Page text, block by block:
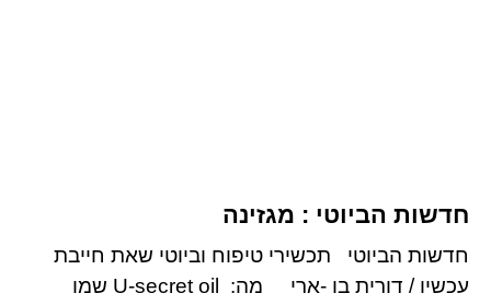
חדשות הביוטי ​: מגזינה
חדשות הביוטי​ תכשירי טיפוח וביוטי שאת חייבת
עכשיו / דורית בן -ארי מה: U-secret oil שמן